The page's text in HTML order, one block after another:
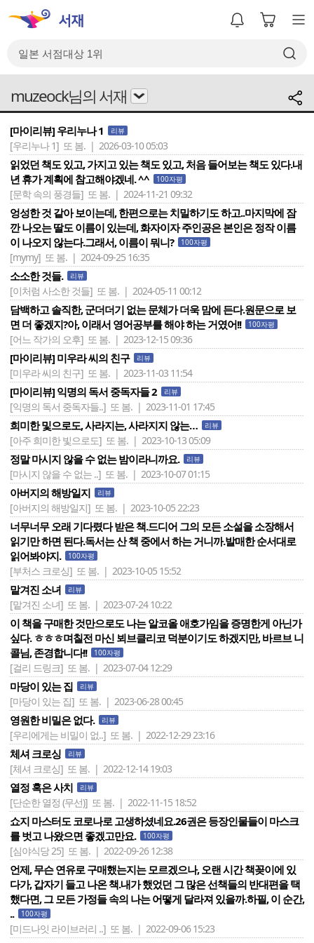
muzeock님의 서재
[마이리뷰] 우리누나 1 리뷰
[우리누나 1] 또 봄. | 2026-03-10 05:03
읽었던 책도 있고, 가지고 있는 책도 있고, 처음 들어보는 책도 있다.내
년 휴가 계획에 참고해야겠네. ^^
100자평
[문학 속의 풍경들] 또 봄. | 2024-11-21 09:32
엉성한 것 같아 보이는데, 한편으로는 치밀하기도 하고..마지막에 잠
깐 나오는 딸도 이름이 있는데, 화자이자 주인공은 본인은 정작 이름
이 나오지 않는다.그래서, 이름이 뭐니?
100자평
[mymy] 또 봄. | 2024-09-25 16:35
소소한 것들. 리뷰
[이처럼 사소한 것들] 또 봄. | 2024-05-11 00:12
담백하고 솔직한, 군더더기 없는 문체가 더욱 맘에 든다.원문으로 보
면 더 좋겠지?아, 이래서 영어공부를 해야 하는 거였어!!
100자평
[어느 작가의 오후] 또 봄. | 2023-12-15 09:36
[마이리뷰] 미우라 씨의 친구 리뷰
[미우라 씨의 친구] 또 봄. | 2023-11-03 11:54
[마이리뷰] 익명의 독서 중독자들 2 리뷰
[익명의 독서 중독자들..] 또 봄. | 2023-11-01 17:45
희미한 및으로도, 사라지는, 사라지지 않는… 리뷰
[아주 희미한 빛으로도] 또 봄. | 2023-10-13 05:09
정말 마시지 않을 수 없는 밤이라니까요. 리뷰
[마시지 않을 수 없는 ..] 또 봄. | 2023-10-07 01:15
아버지의 해방일지 리뷰
[아버지의 해방일지] 또 봄. | 2023-10-05 22:23
너무너무 오래 기다렸다 받은 책.드디어 그의 모든 소설을 소장해서
읽기만 하면 된다.독서는 산 책 중에서 하는 거니까.발매한 순서대로
읽어봐야지.
100자평
[부처스 크로싱] 또 봄. | 2023-10-05 15:52
맡겨진 소녀 리뷰
[맡겨진 소녀] 또 봄. | 2023-07-24 10:22
이 책을 구매한 것만으로도 나는 알코올 애호가임을 증명한게 아닌가
싶다. ㅎㅎㅎ며칠전 마신 뵈브클리코 덕분이기도 하겠지만, 바르브 니
콜님, 존경합니다!!
100자평
[걸리 드링크] 또 봄. | 2023-07-04 12:29
마당이 있는 집 리뷰
[마당이 있는 집] 또 봄. | 2023-06-28 00:45
영원한 비밀은 없다. 리뷰
[우리에게는 비밀이 없..] 또 봄. | 2022-12-29 23:16
체셔 크로싱 리뷰
[체셔 크로싱] 또 봄. | 2022-12-14 19:03
열정 혹은 사치 리뷰
[단순한 열정 (무선)] 또 봄. | 2022-11-15 18:52
쇼지 마스터도 코로나로 고생하셨네요.26권은 등장인물들이 마스크
를 벗고 나왔으면 좋겠고만요.
100자평
[심야식당 25] 또 봄. | 2022-09-26 12:38
언제, 무슨 연유로 구매했는지는 모르겠으나, 오랜 시간 책꽂이에 있
다가, 갑자기 들고 나온 책.내가 했었던 그 많은 선책들의 반대편을 택
했다면, 그 모든 가정들 속의 나는 어떻게 달라져 있을까.하필, 이 순간,
..
100자평
[미드나잇 라이브러리 ..] 또 봄. | 2022-09-06 15:23